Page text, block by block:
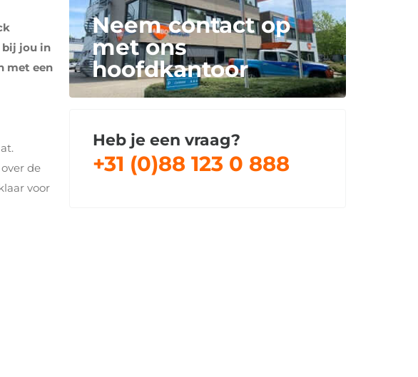
bij jou in
met een
de
voor
Neem contact op
met ons
hoofdkantoor
Heb je een vraag?
+31 (0)88 123 0 888